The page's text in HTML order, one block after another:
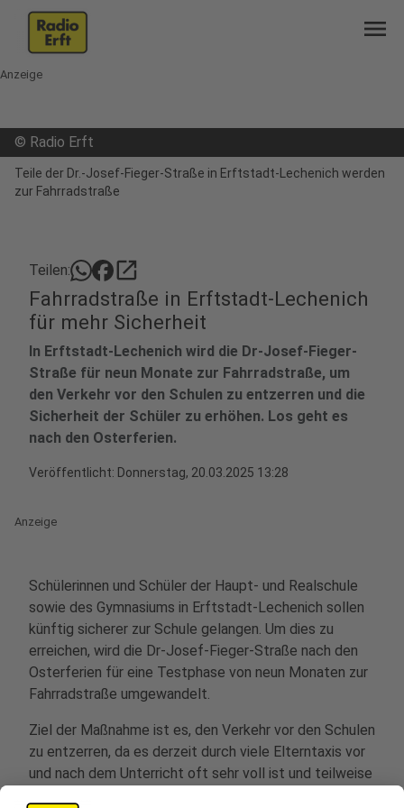
menu
Anzeige
© Radio Erft
Teile der Dr.-Josef-Fieger-Straße in Erftstadt-Lechenich werden
zur Fahrradstraße
Teilen: open_in_new
Fahrradstraße in Erftstadt-Lechenich
für mehr Sicherheit
In Erftstadt-Lechenich wird die Dr-Josef-Fieger-
Straße für neun Monate zur Fahrradstraße, um
den Verkehr vor den Schulen zu entzerren und die
Sicherheit der Schüler zu erhöhen. Los geht es
nach den Osterferien.
Veröffentlicht: Donnerstag, 20.03.2025 13:28
Anzeige
Schülerinnen und Schüler der Haupt- und Realschule
sowie des Gymnasiums in Erftstadt-Lechenich sollen
künftig sicherer zur Schule gelangen. Um dies zu
erreichen, wird die Dr-Josef-Fieger-Straße nach den
Osterferien für eine Testphase von neun Monaten zur
Fahrradstraße umgewandelt.
Ziel der Maßnahme ist es, den Verkehr vor den Schulen
zu entzerren, da es derzeit durch viele Elterntaxis vor
und nach dem Unterricht oft sehr voll ist und teilweise